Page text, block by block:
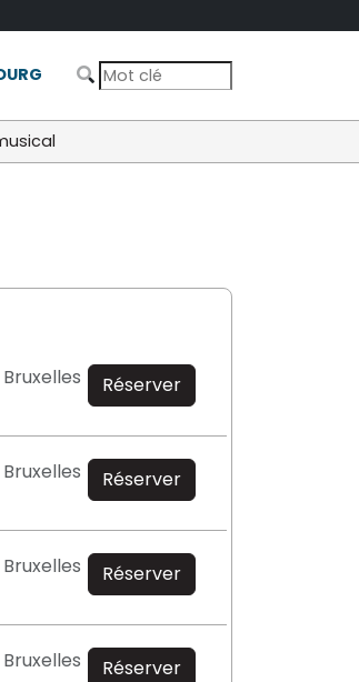
Bruxelles Réserver
Bruxelles Réserver
Bruxelles Réserver
Bruxelles Réserver